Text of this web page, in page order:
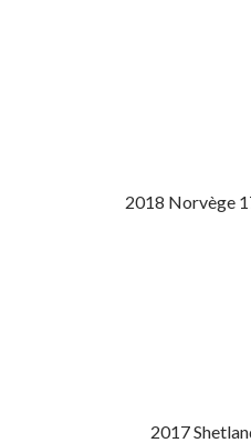
2018 Norvège
2017